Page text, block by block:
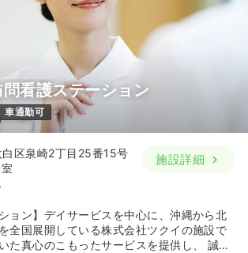
看護ステーション
車通勤可
区泉崎2丁目25番15号
施設詳細
ョン】デイサービスを中心に、沖縄から北
全国展開している株式会社ツクイの施設で
た真心のこもったサービスを提供し、 誠意